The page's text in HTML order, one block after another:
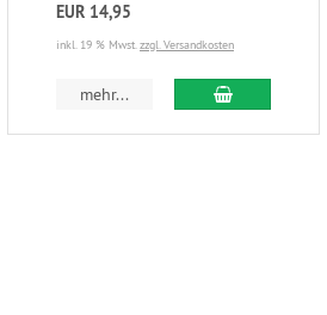
EUR 14,95
inkl. 19 % Mwst.zzgl. Versandkosten
mehr...